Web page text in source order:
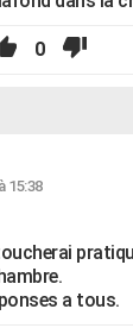
0
15:38
a tous.